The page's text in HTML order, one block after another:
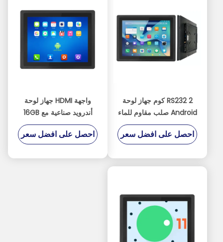
2 RS232 كوم جهاز لوحة
Android صلب مقاوم للماء
والغبار مع 16GB روم
احصل على افضل سعر
واجهة HDMI جهاز لوحة
أندرويد صناعية مع 16GB
ROM و RS485 اختياري
احصل على افضل سعر